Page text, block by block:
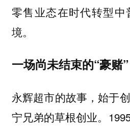
零售业态在时代转型
境。
一场尚未结束的“豪赌”
永辉超市的故事，始于
宁兄弟的草根创业。